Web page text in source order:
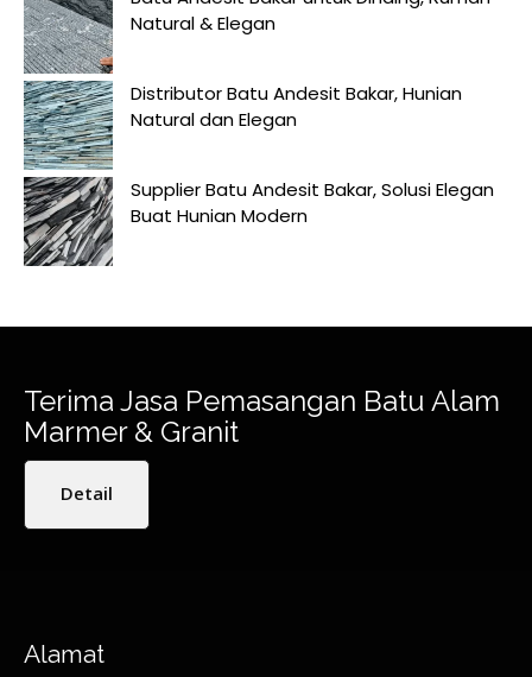
Natural & Elegan
Distributor Batu Andesit Bakar, Hunian
Natural dan Elegan
Supplier Batu Andesit Bakar, Solusi Elegan
Buat Hunian Modern
Terima Jasa Pemasangan Batu Alam
Marmer & Granit
Detail
Alamat